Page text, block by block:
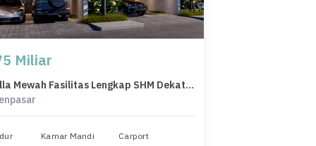
Miliar
Dijual Villa Mewah Fasilitas Lengkap SHM Dekat Pantai Sanur Bali
Kamar Mandi Carport